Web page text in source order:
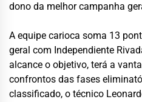
dono da melhor campanha
A equipe carioca soma 13
geral com Independiente
alcance o objetivo, terá a
confrontos das fases
classificado, o técnico